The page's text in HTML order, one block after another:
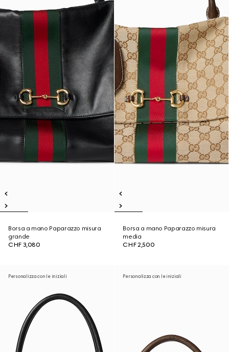
Borsa a mano Paparazzo misura
grande
CHF 3,080
Borsa a mano Paparazzo misura
media
CHF 2,500
Personalizza con le iniziali Personalizza con le iniziali